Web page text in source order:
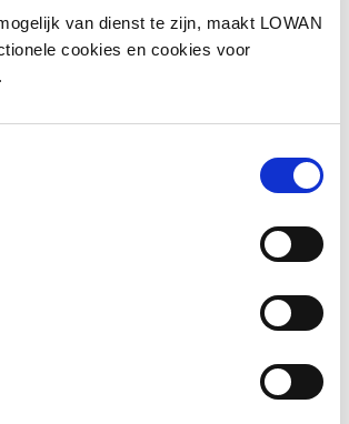
van dienst te zijn, maakt LOWAN
cookies en cookies voor